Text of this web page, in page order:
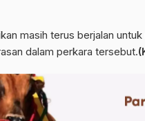
masih terus berjalan
dalam perkara tersebut.